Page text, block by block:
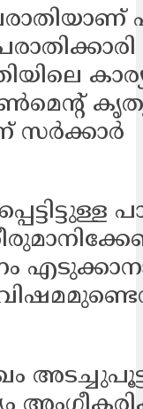
സർക്കാർ